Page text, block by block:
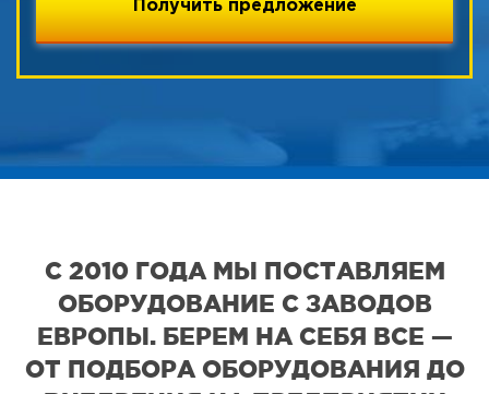
С 2010 ГОДА МЫ ПОСТАВЛЯЕМ
ОБОРУДОВАНИЕ С ЗАВОДОВ
ЕВРОПЫ. БЕРЕМ НА СЕБЯ ВСЕ —
ОТ ПОДБОРА ОБОРУДОВАНИЯ ДО